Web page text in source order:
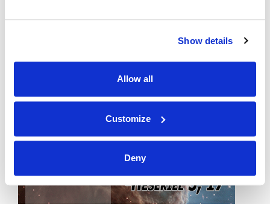
Show details
Allow all
Customize
Deny